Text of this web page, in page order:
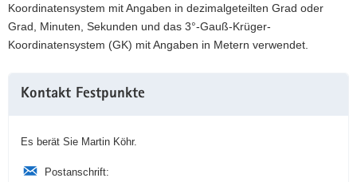
Koordinatensystem mit Angaben in dezimalgeteilten Grad oder
Grad, Minuten, Sekunden und das 3°-Gauß-Krüger-
Koordinatensystem (GK) mit Angaben in Metern verwendet.
Information
Kontakt Festpunkte
Es berät Sie Martin Köhr.
Postanschrift: